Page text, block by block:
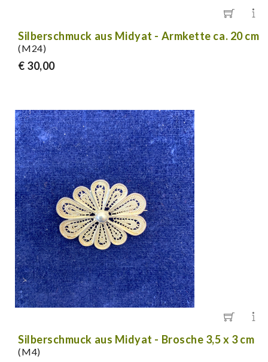
Silberschmuck aus Midyat - Armkette ca. 20 cm
(M24)
€ 30,00
Silberschmuck aus Midyat - Brosche 3,5 x 3 cm
(M4)